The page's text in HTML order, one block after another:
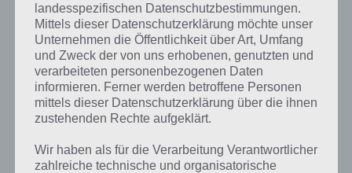
Kurze Begriffserklärung zur Lösung Turm
Turm ist die Lösung für das tägliche Rätsel am 13.5.2024 in 4 Bilder 1
Wort, doch welche Bedeutung hat dieses eigentlich und was gibt es
dazu zu wissen? Passt das Wort auch zu Zauberhafte Märchenwelt?
kurze Begriffserklärung!
landesspezifischen Datenschutzbestimmungen.
Mittels dieser Datenschutzerklärung möchte unser
Unternehmen die Öffentlichkeit über Art, Umfang
und Zweck der von uns erhobenen, genutzten und
verarbeiteten personenbezogenen Daten
informieren. Ferner werden betroffene Personen
mittels dieser Datenschutzerklärung über die ihnen
zustehenden Rechte aufgeklärt.
Wir haben als für die Verarbeitung Verantwortlicher
zahlreiche technische und organisatorische